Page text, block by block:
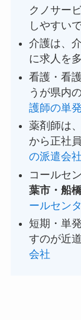
クノサー
しやすい
介護は、
に求人を
看護・看
うが県内
護師の単
薬剤師は
から正社
の派遣会社
コールセ
葉市・船
ールセン
短期・単
すのが近
会社